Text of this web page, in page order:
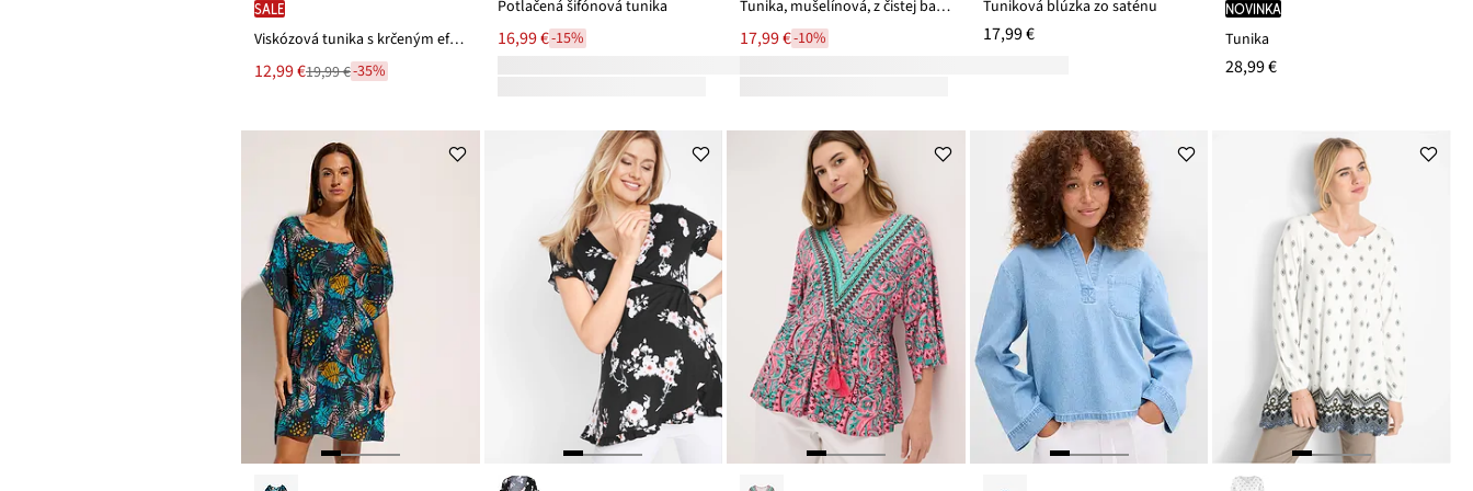
SALE
Viskózová tunika s krčeným efektom
Nová
cena
12,99 €
Zľava
19,99 €
19,99 €-35%
Potlačená šifónová tunika
16,99 €-15%
Tunika, mušelínová, z čistej bavlny
17,99 €-10%
Tuniková blúzka zo saténu
17,99 €
novinka
Tunika
28,99 €